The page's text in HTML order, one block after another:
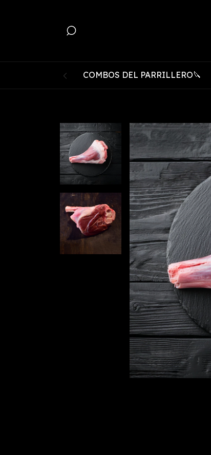
COMBOS DEL PARRILLERO🔪